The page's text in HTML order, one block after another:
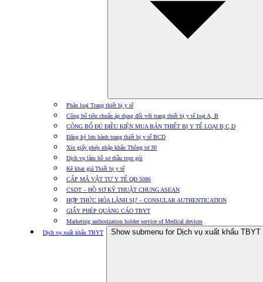
Phân loại Trang thiết bị y tế
Công bố tiêu chuẩn áp dụng đối với trang thiết bị y tế loại A, B
CÔNG BỐ ĐỦ ĐIỀU KIỆN MUA BÁN THIẾT BỊ Y TẾ LOẠI B,C,D
Đăng ký lưu hành trang thiết bị y tế BCD
Xin giấy phép nhập khẩu Thông tư 30
Dịch vụ làm hồ sơ thầu trọn gói
Kê khai giá Thiết bị y tế
CẤP MÃ VẬT TƯ Y TẾ QĐ 5086
CSDT – HỒ SƠ KỸ THUẬT CHUNG ASEAN
HỢP THỨC HÓA LÃNH SỰ – CONSULAR AUTHENTICATION
GIẤY PHÉP QUẢNG CÁO TBYT
Marketing authorization holder service of Medical devices
Dịch vụ xuất khẩu TBYT
Show submenu for Dịch vụ xuất khẩu TBYT